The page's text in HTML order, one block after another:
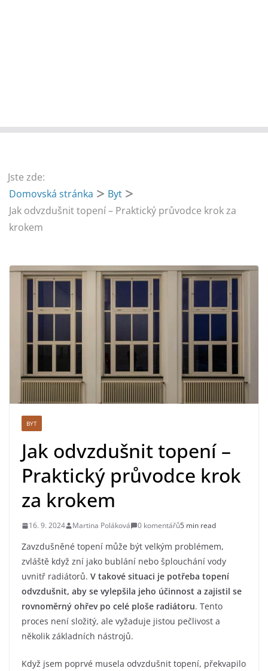
Jste zde:
Domovská stránka
Byt
Jak odvzdušnit topení – Praktický průvodce krok za
krokem
BYT
Jak odvzdušnit topení –
Praktický průvodce krok
za krokem
16. 9. 2024 Martina Poláková 0 komentářů5 min read
Zavzdušněné topení může být velkým problémem,
zvláště když zní jako bublání nebo šplouchání vody
uvnitř radiátorů. V takové situaci je potřeba topení
odvzdušnit, aby se vylepšila jeho účinnost a zajistil se
rovnoměrný ohřev po celé ploše radiátoru. Tento
proces není složitý, ale vyžaduje jistou pečlivost a
několik základních nástrojů.
Když jsem poprvé musela odvzdušnit topení, překvapilo